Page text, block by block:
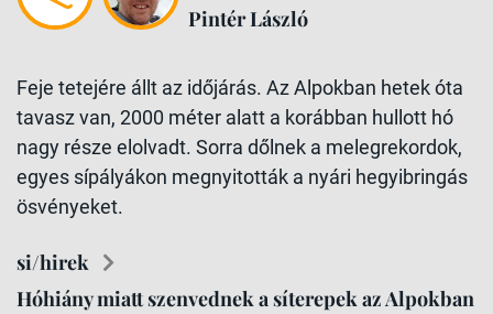
Pintér László
Feje tetejére állt az időjárás. Az Alpokban hetek óta
tavasz van, 2000 méter alatt a korábban hullott hó
nagy része elolvadt. Sorra dőlnek a melegrekordok,
egyes sípályákon megnyitották a nyári hegyibringás
ösvényeket.
si/hirek
Hóhiány miatt szenvednek a síterepek az Alpokban